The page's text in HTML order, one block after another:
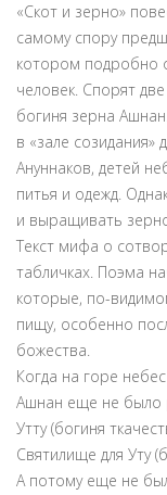
«Скот и зерно»
самому спору
котором подробно
человек. Спорят
богиня зерна
в «зале созидания»
Ануннаков, детей
питья и одежд.
и выращивать
Текст мифа о
табличках. Поэма
которые, по-
пищу, особенно
божества.
Когда на горе
Ашнан еще не было
Утту (богиня
Святилище для Уту
А потому еще не